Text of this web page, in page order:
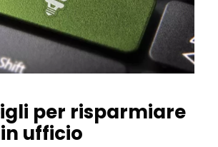
per risparmiare
ufficio